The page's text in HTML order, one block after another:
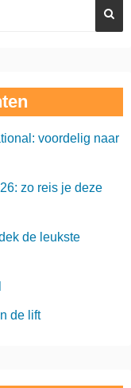
voordelig naar
zo reis je deze
de leukste
de lift